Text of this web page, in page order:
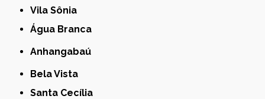
Vila Sônia
Água Branca
Anhangabaú
Bela Vista
Santa Cecília